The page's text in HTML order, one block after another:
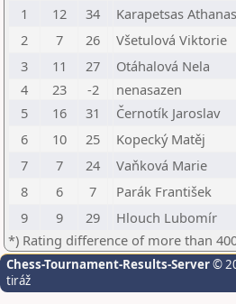
1
12 34 Karapetsas
2
7 26 Všetulová Viktorie
3
11 27 Otáhalová Nela
4
23 -2 nenasazen
5
16 31 Černotík Jaroslav
6
10 25 Kopecký Matěj
7
7 24 Vaňková Marie
8
6 7 Parák František
9
9 29 Hlouch Lubomír
*) Rating difference of more than
Chess-Tournament-Results-Server©
tiráž